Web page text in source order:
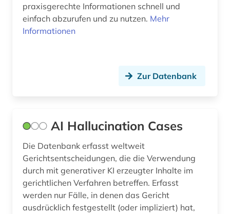
datenauswertung (1)
datensicherung (1)
ddr (1)
debatte (1)
demographie (2)
praxisgerechte Informationen schnell und
einfach abzurufen und zu nutzen. Mehr
Informationen
Zur Datenbank
AI Hallucination Cases
Die Datenbank erfasst weltweit
Gerichtsentscheidungen, die die Verwendung
durch mit generativer KI erzeugter Inhalte im
gerichtlichen Verfahren betreffen. Erfasst
werden nur Fälle, in denen das Gericht
ausdrücklich festgestellt (oder impliziert) hat,